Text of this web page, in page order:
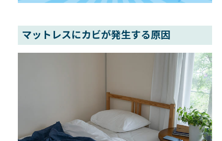
マットレスにカビが発生する原因